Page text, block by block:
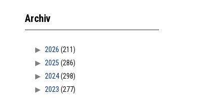
Archiv
2026 (211)
2025 (286)
2024(298)
2023 (277)